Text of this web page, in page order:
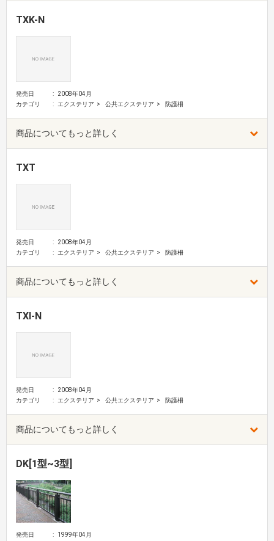
TXK-N
発売日
2008年04月
カテゴリ
エクステリア 公共エクステリア 防護柵
商品についてもっと詳しく
TXT
発売日
2008年04月
カテゴリ
エクステリア 公共エクステリア 防護柵
商品についてもっと詳しく
TXI-N
発売日
2008年04月
カテゴリ
エクステリア 公共エクステリア 防護柵
商品についてもっと詳しく
DK[1型~3型]
発売日
1999年04月